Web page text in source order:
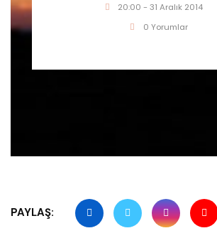
20:00 - 31 Aralık 2014
0 Yorumlar
PAYLAŞ: